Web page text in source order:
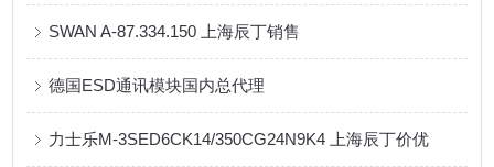
SWAN A-87.334.150 上海辰丁销售
德国ESD通讯模块国内总代理
力士乐M-3SED6CK14/350CG24N9K4 上海辰丁价优